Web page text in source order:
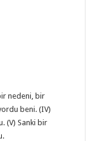
nedeni, bir
beni. (IV)
(V) Sanki bir